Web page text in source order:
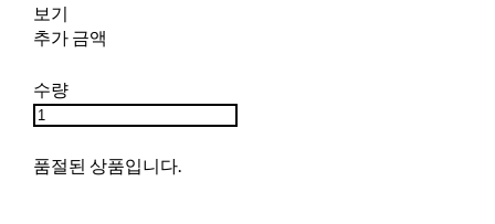
보기
추가 금액
수량
품절된 상품입니다.